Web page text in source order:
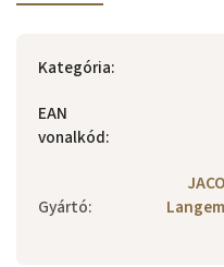
Kategória:
EAN
vonalkód:
Gyártó: